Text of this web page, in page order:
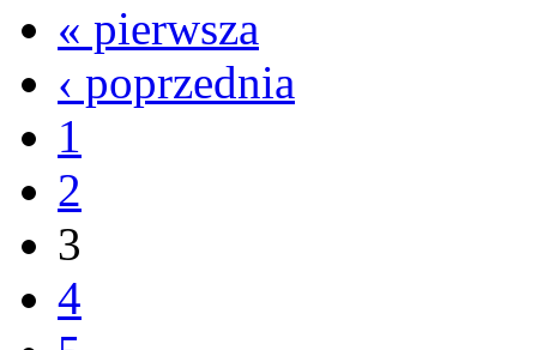
« pierwsza
‹ poprzednia
1
2
3
4